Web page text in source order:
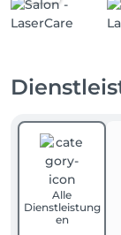
Alle
Dienstleistung
en